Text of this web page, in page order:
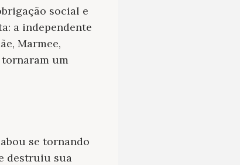
social e
a independente
Marmee,
um
se tornando
destruiu sua